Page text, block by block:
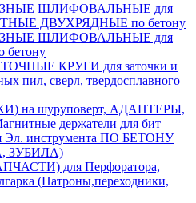
ШЛИФОВАЛЬНЫЕ для
ДВУХРЯДНЫЕ по бетону
ШЛИФОВАЛЬНЫЕ для
КРУГИ для заточки и
пил, сверл, твердосплавного
на шуруповерт, АДАПТЕРЫ,
держатели для бит
инструмента ПО БЕТОНУ
ЗУБИЛА)
для Перфоратора,
(Патроны,переходники,